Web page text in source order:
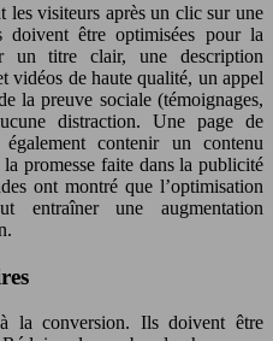
les visiteurs après un clic sur une
être optimisées pour la
un titre clair, une description
vidéos de haute qualité, un appel
la preuve sociale (témoignages,
distraction. Une page de
contenir un contenu
promesse faite dans la publicité
ont montré que l’optimisation
entraîner une augmentation
la conversion. Ils doivent être